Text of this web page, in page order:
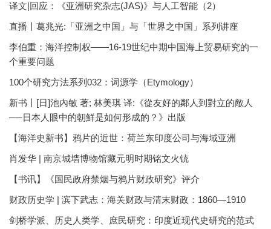
译文|回应：《亚洲研究杂志(JAS)》与人工智能（2）
直播丨葛兆光:「亚洲之中国」与「世界之中国」系列讲座
李伯重：海洋控制权——16-19世纪中期中国海上贸易研究的一
个重要问题
100个研究方法系列032：词源学（Etymology）
新书丨[日]池內敏 著; 林美琪 译:《從友好的鄰人到對立的敵人
──日本人眼中的朝鮮是如何形成的？》出版
【海洋史新书】鸦片的近世：荷兰东印度公司与海域亚洲
肖发华 | 南京城墙博物馆藏元明时期铭文火铳
【书讯】《国民政府禁烟与鸦片财政研究》评介
财政历史学 | 滨下武志：海关财政与清末财政：1860—1910
剑桥学派、历史人类学、庶民研究：印度近现代史研究的范式